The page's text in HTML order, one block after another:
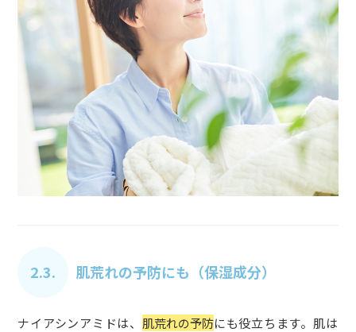
2.3. 肌荒れの予防にも（保湿成分）
ナイアシンアミドは、 肌荒れの予防にも役立ちます。肌は